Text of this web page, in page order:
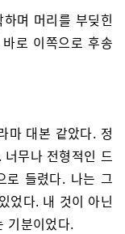
며 머리를 부딪힌
로 이쪽으로 후송
마 대본 같았다. 정
무나 전형적인 드
로 들렸다. 나는 그
었다. 내 것이 아닌
기분이었다.